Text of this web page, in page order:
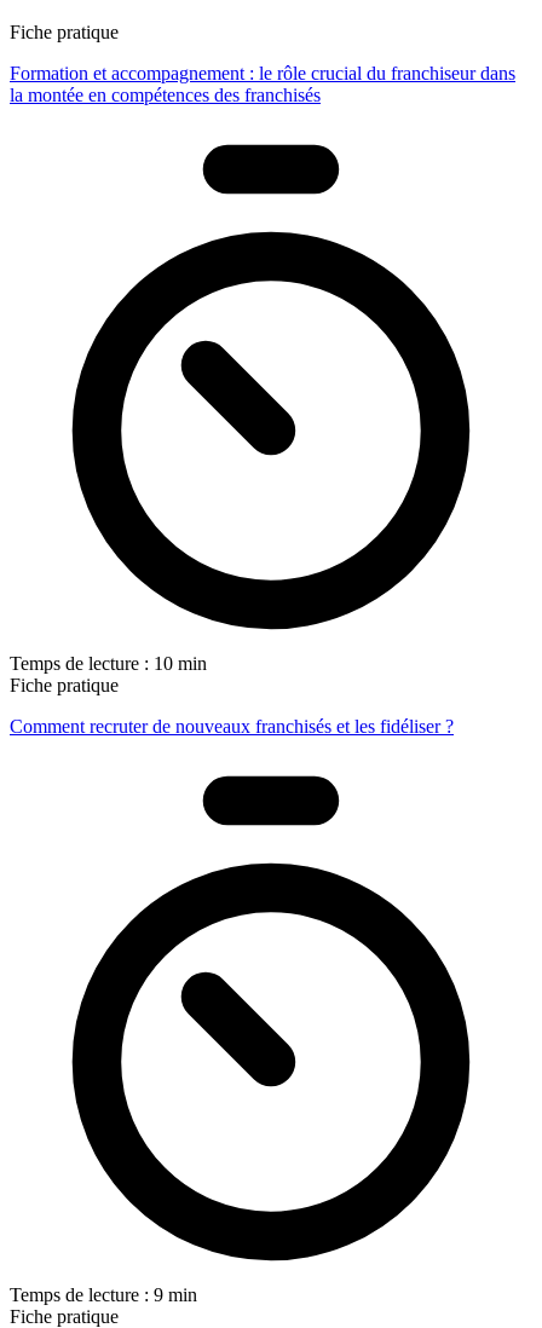
Fiche pratique
Formation et accompagnement : le rôle crucial du franchiseur dans
la montée en compétences des franchisés
Temps de lecture : 10 min
Fiche pratique
Comment recruter de nouveaux franchisés et les fidéliser ?
Temps de lecture : 9 min
Fiche pratique